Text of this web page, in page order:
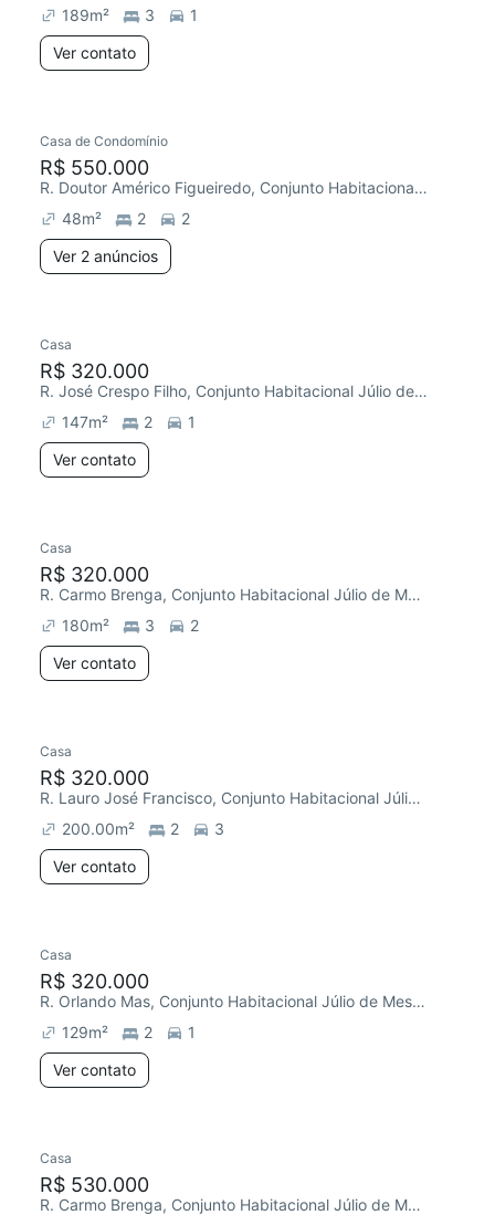
189m² 3
1
Ver contato
Casa de Condomínio
R$ 550.000
R. Doutor Américo Figueiredo, Conjunto Habitacional Júlio de Mesquita Filho
48m² 2
2
Ver 2 anúncios
Casa
R$ 320.000
R. José Crespo Filho, Conjunto Habitacional Júlio de Mesquita Filho
147m² 2
1
Ver contato
Casa
R$ 320.000
R. Carmo Brenga, Conjunto Habitacional Júlio de Mesquita Filho
180m² 3
2
Ver contato
Casa
R$ 320.000
R. Lauro José Francisco, Conjunto Habitacional Júlio de Mesquita Filho
200.00m² 2
3
Ver contato
Casa
R$ 320.000
R. Orlando Mas, Conjunto Habitacional Júlio de Mesquita Filho
129m² 2
1
Ver contato
Casa
R$ 530.000
R. Carmo Brenga, Conjunto Habitacional Júlio de Mesquita Filho